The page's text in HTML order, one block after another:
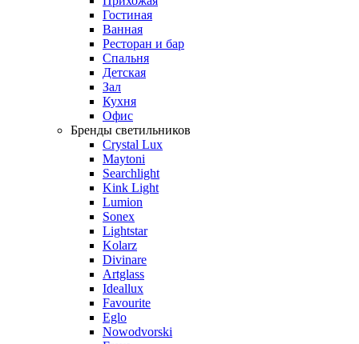
Гостиная
Ванная
Ресторан и бар
Спальня
Детская
Зал
Кухня
Офис
Бренды светильников
Crystal Lux
Maytoni
Searchlight
Kink Light
Lumion
Sonex
Lightstar
Kolarz
Divinare
Artglass
Ideallux
Favourite
Eglo
Nowodvorski